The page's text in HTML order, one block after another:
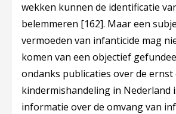
wekken kunnen de identificatie
belemmeren [162]. Maar een
vermoeden van infanticide mag
komen van een objectief
ondanks publicaties over de ernst
kindermishandeling in Nederland
informatie over de omvang van